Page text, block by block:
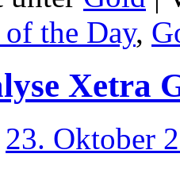
the Day,
Xetra
23. Oktober